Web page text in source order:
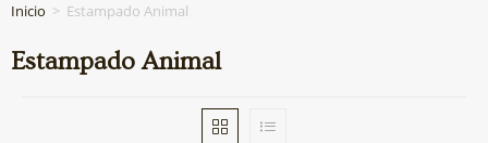
Inicio > Estampado Animal
Estampado Animal